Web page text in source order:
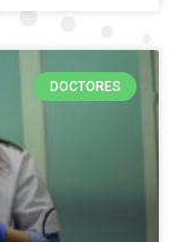
DOCTORES